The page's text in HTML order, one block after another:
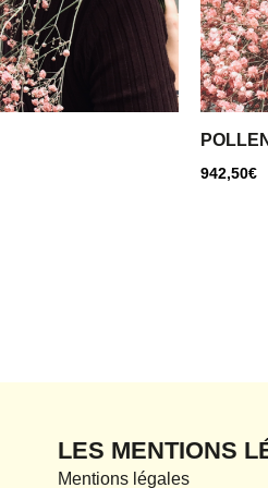
942,50€
LES MENTIONS
Mentions légales